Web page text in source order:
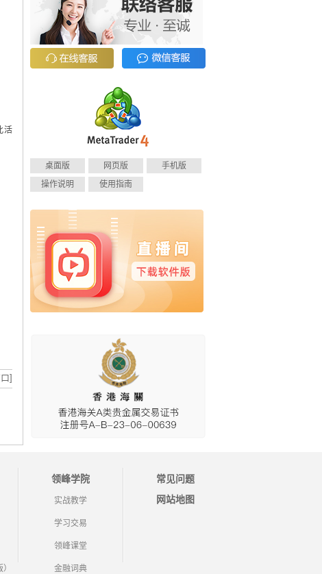
活
]
桌面版 网页版
手机版
操作说明
使用指南
领峰学院
实战教学
学习交易
领峰课堂
金融词典
常见问题
网站地图